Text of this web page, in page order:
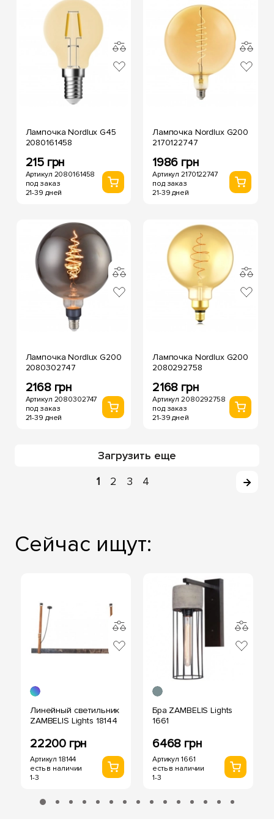
Лампочка Nordlux G45
2080161458
215 грн
Артикул 2080161458
под заказ
21-39 дней
Лампочка Nordlux G200
2170122747
1986 грн
Артикул 2170122747
под заказ
21-39 дней
Лампочка Nordlux G200
2080302747
2168 грн
Артикул 2080302747
под заказ
21-39 дней
Лампочка Nordlux G200
2080292758
2168 грн
Артикул 2080292758
под заказ
21-39 дней
Загрузить еще
1
2 3 4
Сейчас ищут:
Линейный светильник
ZAMBELIS Lights 18144
22200 грн
Артикул 18144
есть в наличии
1-3
Бра ZAMBELIS Lights
1661
6468 грн
Артикул 1661
есть в наличии
1-3